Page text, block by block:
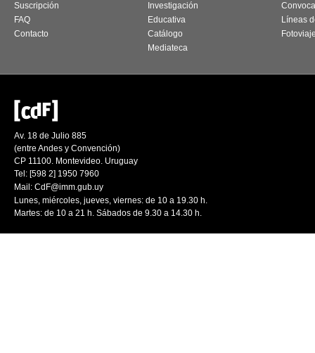
Suscripción
FAQ
Contacto
Investigación
Educativa
Catálogo
Mediateca
Líneas
Av. 18 de Julio 885
(entre Andes y Convención)
CP 11100. Montevideo. Uruguay
Tel: [598 2] 1950 7960
Mail: CdF@imm.gub.uy
Lunes, miércoles, jueves, viernes: de 10 a 19.30 h.
Martes: de 10 a 21 h. Sábados de 9.30 a 14.30 h.